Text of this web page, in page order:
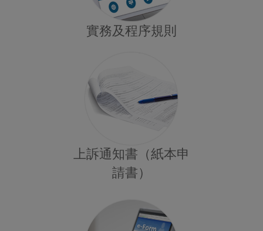
實務及程序規則
上訴通知書（紙本申
請書）